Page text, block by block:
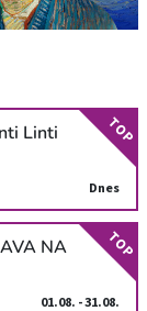
Linti
Dnes
TOP
NA
01.08. - 31.08.
TOP